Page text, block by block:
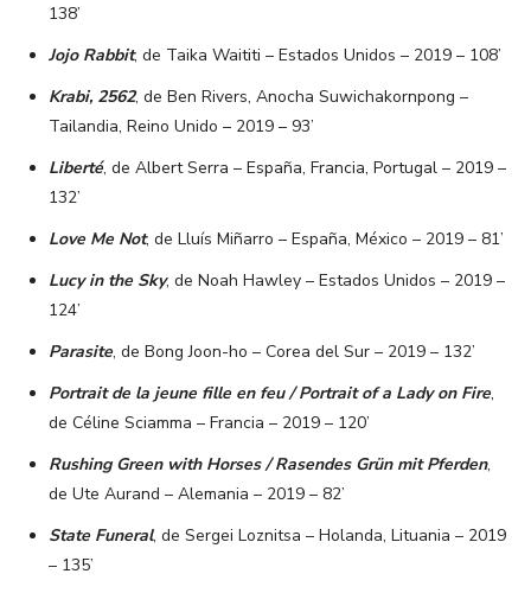
138’
Jojo Rabbit, de Taika Waititi – Estados Unidos – 2019 – 108’
Krabi, 2562, de Ben Rivers, Anocha Suwichakornpong –
Tailandia, Reino Unido – 2019 – 93’
Liberté, de Albert Serra – España, Francia, Portugal – 2019 –
132’
Love Me Not, de Lluís Miñarro – España, México – 2019 – 81’
Lucy in the Sky, de Noah Hawley – Estados Unidos – 2019 –
124’
Parasite, de Bong Joon-ho – Corea del Sur – 2019 – 132’
Portrait de la jeune fille en feu / Portrait of a Lady on Fire,
de Céline Sciamma – Francia – 2019 – 120’
Rushing Green with Horses / Rasendes Grün mit Pferden,
de Ute Aurand – Alemania – 2019 – 82’
State Funeral, de Sergei Loznitsa – Holanda, Lituania – 2019
– 135’